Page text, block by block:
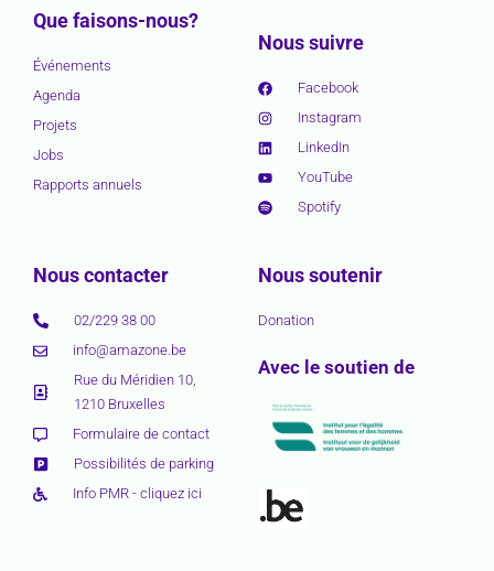
Que faisons-nous?
Événements
Agenda
Projets
Jobs
Rapports annuels
Nous suivre
Facebook
Instagram
LinkedIn
YouTube
Spotify
Nous contacter
02/229 38 00
info@amazone.be
Rue du Méridien 10,
1210 Bruxelles
Formulaire de contact
Possibilités de parking
Info PMR - cliquez ici
Nous soutenir
Donation
Avec le soutien de